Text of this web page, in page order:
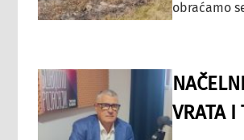
obraćamo
VRATA I